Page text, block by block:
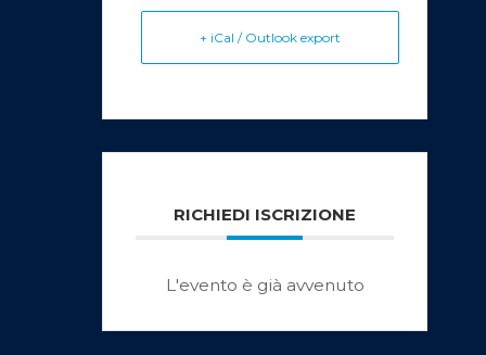
+ iCal / Outlook export
RICHIEDI ISCRIZIONE
L'evento è già avvenuto